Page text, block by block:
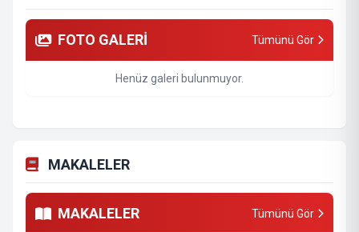
FOTO GALERİ Tümünü Gör
Henüz galeri bulunmuyor.
MAKALELER
MAKALELER Tümünü Gör